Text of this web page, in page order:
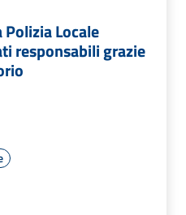
Locale
responsabili grazie